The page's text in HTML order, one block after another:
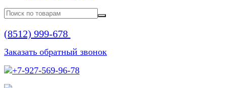
(8512) 999-678
Заказать обратный звонок
+7-927-569-96-78